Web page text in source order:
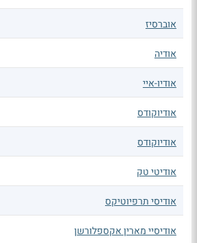
אוברסיז
אודיה
אודיו-איי
אודיוקודס
אודיוקודס
אודיטי טק
אודיסי תרפיוטיקס
אודיסיי מארין אקספלורשן